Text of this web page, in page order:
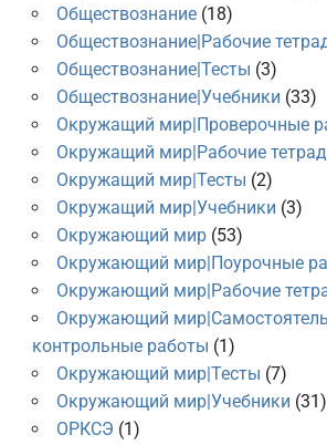
Обществознание(18)
Обществознание|Рабочие
Обществознание|Тесты (3)
Обществознание|Учебники (33)
Окружащий мир|Проверочные
Окружащий мир|Рабочие
Окружащий мир|Тесты (2)
Окружащий мир|Учебники (3)
Окружающий мир(53)
Окружающий мир|Поурочные
Окружающий мир|Рабочие
Окружающий
контрольные работы (1)
Окружающий мир|Тесты (7)
Окружающий мир|Учебники (31)
ОРКСЭ (1)